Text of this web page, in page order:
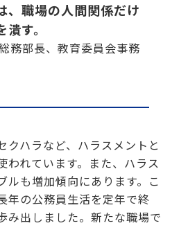
、職場の人間関係だけ
す。
務部長、教育委員会事務
クハラなど、ハラスメントと
われています。また、ハラス
ルも増加傾向にあります。こ
年の公務員生活を定年で終
み出しました。新たな職場で